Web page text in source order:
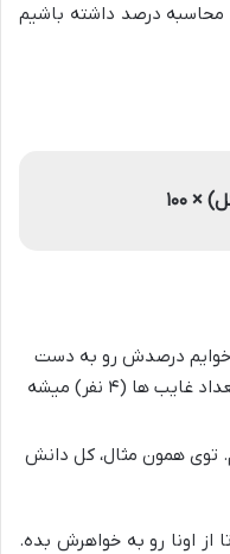
محاسبه درصد داشته باشیم
۱۰۰
درصدش رو به دست
بیاریم. مثلاً توی مثال غایب ها، تعداد غایب ها (۴ نفر) میشه
توی همون مثال، کل دانش
مثال: علی ۸ تا مداد داره و می خواد ۲ تا از اونا رو به خواهرش بده.